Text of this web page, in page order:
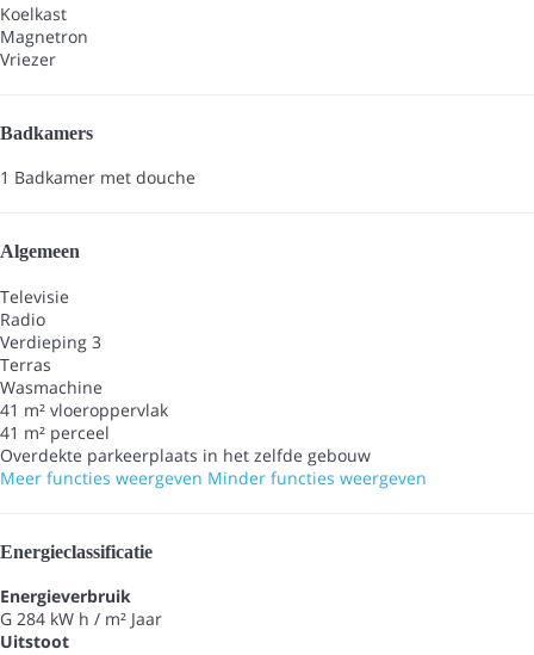
Koelkast
Magnetron
Vriezer
Badkamers
1 Badkamer met douche
Algemeen
Televisie
Radio
Verdieping 3
Terras
Wasmachine
41 m² vloeroppervlak
41 m² perceel
Overdekte parkeerplaats in het zelfde gebouw
Meer functies weergeven Minder functies weergeven
Energieclassificatie
Energieverbruik
G 284 kW h / m² Jaar
Uitstoot